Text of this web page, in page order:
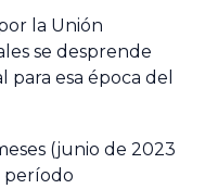
la Unión
se desprende
esa época del
(junio de 2023
período